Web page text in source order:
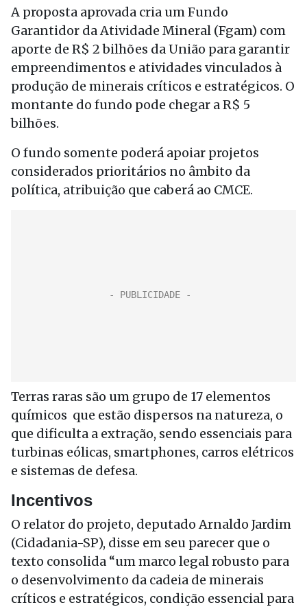
A proposta aprovada cria um Fundo
Garantidor da Atividade Mineral (Fgam) com
aporte de R$ 2 bilhões da União para garantir
empreendimentos e atividades vinculados à
produção de minerais críticos e estratégicos. O
montante do fundo pode chegar a R$ 5
bilhões.
O fundo somente poderá apoiar projetos
considerados prioritários no âmbito da
política, atribuição que caberá ao CMCE.
Terras raras são um grupo de 17 elementos
químicos que estão dispersos na natureza, o
que dificulta a extração, sendo essenciais para
turbinas eólicas, smartphones, carros elétricos
e sistemas de defesa.
Incentivos
O relator do projeto, deputado Arnaldo Jardim
(Cidadania-SP), disse em seu parecer que o
texto consolida “um marco legal robusto para
o desenvolvimento da cadeia de minerais
críticos e estratégicos, condição essencial para